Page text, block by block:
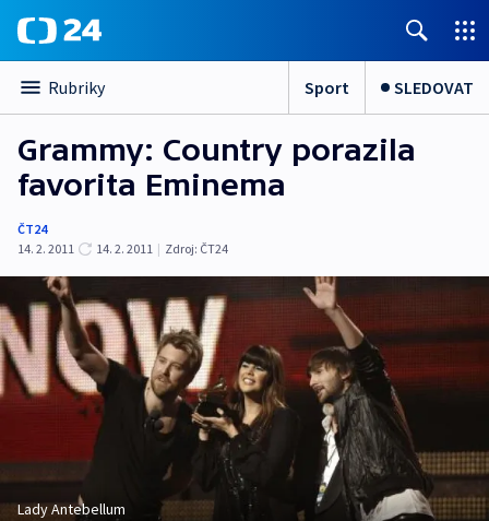
Rubriky Sport SLEDOVAT
Grammy: Country porazila
favorita Eminema
ČT24
14. 2. 2011
14. 2. 2011 | Zdroj: ČT24
Lady Antebellum